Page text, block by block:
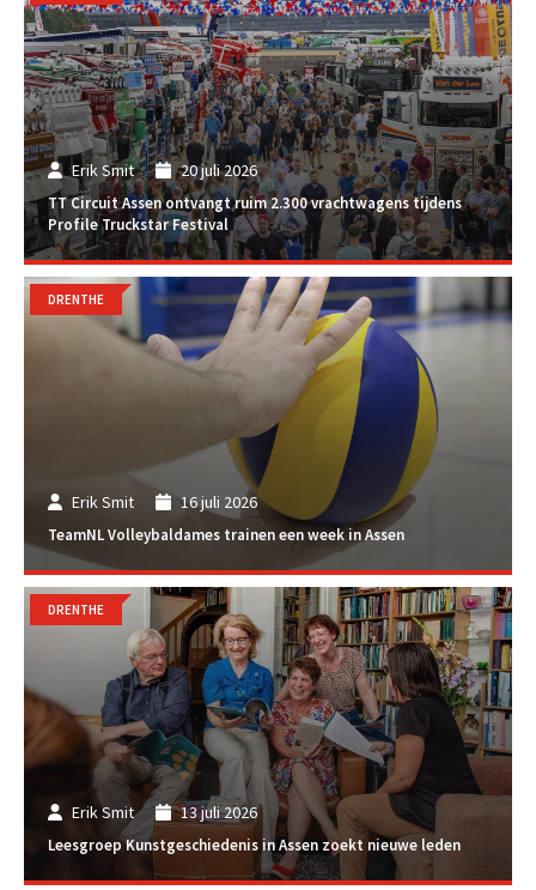
Erik Smit 20 juli 2026
TT Circuit Assen ontvangt ruim 2.300 vrachtwagens tijdens
Profile Truckstar Festival
Erik Smit 16 juli 2026
TeamNL Volleybaldames trainen een week in Assen
DRENTHE
Erik Smit 13 juli 2026
Leesgroep Kunstgeschiedenis in Assen zoekt nieuwe leden
DRENTHE